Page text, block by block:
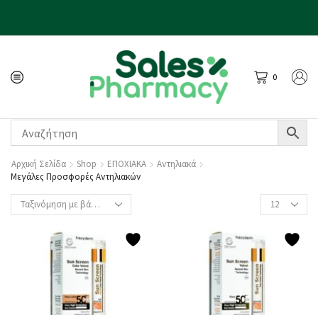
0
Αρχική Σελίδα Shop ΕΠΟΧΙΑΚΑ
Αντηλιακά
Μεγάλες Προσφορές Αντηλιακών